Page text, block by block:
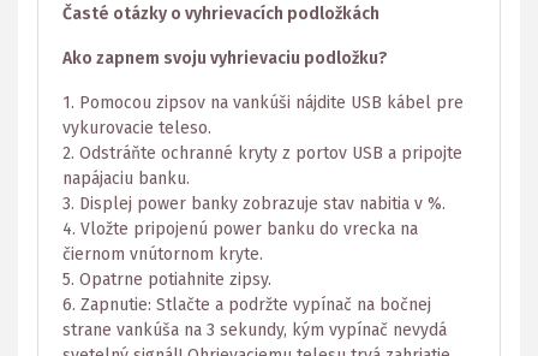
Časté otázky o vyhrievacích podložkách
Ako zapnem svoju vyhrievaciu podložku?
1. Pomocou zipsov na vankúši nájdite USB kábel pre
vykurovacie teleso.
2. Odstráňte ochranné kryty z portov USB a pripojte
napájaciu banku.
3. Displej power banky zobrazuje stav nabitia v %.
4. Vložte pripojenú power banku do vrecka na
čiernom vnútornom kryte.
5. Opatrne potiahnite zipsy.
6. Zapnutie: Stlačte a podržte vypínač na bočnej
strane vankúša na 3 sekundy, kým vypínač nevydá